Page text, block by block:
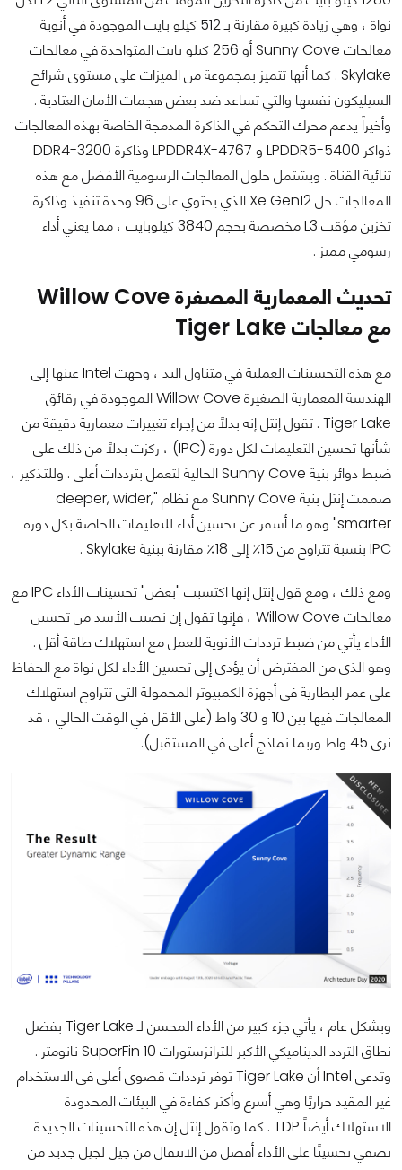
نواة ، وهي زيادة كبيرة مقارنة بـ 512 كيلو بايت الموجودة في أنوية
معالجات Sunny Cove أو 256 كيلو بايت المتواجدة في معالجات
Skylake . كما أنها تتميز بمجموعة من الميزات على مستوى شرائح
السيليكون نفسها والتي تساعد ضد بعض هجمات الأمان العتادية .
وأخيراً يدعم محرك التحكم في الذاكرة المدمجة الخاصة بهذه المعالجات
ذواكر LPDDR5-5400 و LPDDR4X-4767 وذاكرة DDR4-3200
ثنائية القناة . ويشتمل حلول المعالجات الرسومية الأفضل مع هذه
المعالجات حل Xe Gen12 الذي يحتوي على 96 وحدة تنفيذ وذاكرة
تخزين مؤقت L3 مخصصة بحجم 3840 كيلوبايت ، مما يعني أداء
رسومي مميز .
تحديث المعمارية المصغرةWillow Cove
مع معالجات Tiger Lake
مع هذه التحسينات العملية في متناول اليد ، وجهت Intel عينها إلى
الهندسة المعمارية الصغيرة Willow Cove الموجودة في رقائق
Tiger Lake . تقول إنتل إنه بدلاً من إجراء تغييرات معمارية دقيقة من
شأنها تحسين التعليمات لكل دورة (IPC) ، ركزت بدلاً من ذلك على
ضبط دوائر بنية Sunny Cove الحالية لتعمل بترددات أعلى .
وللتذكير ،
صممت إنتل بنية Sunny Cove مع نظام "deeper, wider,
smarter" وهو ما أسفر عن تحسين أداء للتعليمات الخاصة بكل دورة
IPC بنسبة تتراوح من 15٪ إلى 18٪ مقارنة ببنية Skylake .
ومع ذلك ، ومع قول إنتل إنها اكتسبت "بعض" تحسينات الأداء IPC مع
معالجات Willow Cove ، فإنها تقول إن نصيب الأسد من تحسين
الأداء يأتي من ضبط ترددات الأنوية للعمل مع استهلاك طاقة أقل .
وهو الذيمن المفترض أن يؤدي إلى تحسين الأداء لكل نواة مع الحفاظ
على عمر البطارية في أجهزة الكمبيوتر المحمولة التي تتراوح استهلاك
المعالجات فيها بين 10 و 30 واط (على الأقل في الوقت الحالي ، قد
نرى 45 واط وربما نماذج أعلى في المستقبل).
وبشكل عام ، يأتي جزء كبير من الأداء المحسن لـ Tiger Lake بفضل
نطاق التردد الديناميكي الأكبر للترانزستورات SuperFin 10 نانومتر .
و
تدعي Intel أن Tiger Lake توفر ترددات قصوى أعلى في الاستخدام
غير المقيد حراريًا وهي أسرع وأكثر كفاءة في البيئات المحدودة
الاستهلاك أيضاً TDP . كما وتقول إنتل إن هذه التحسينات الجديدة
تضفي تحسينًا على الأداء أفضل من الانتقال من جيل لجيل جديد من